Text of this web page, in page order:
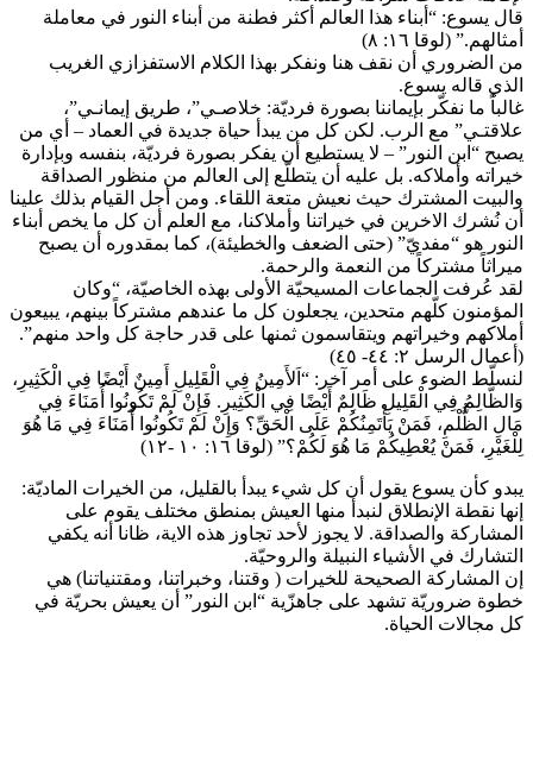
قال يسوع: “أبناء هذا العالم أكثر فطنة من أبناء النور في معاملة
أمثالهم.” (لوقا ١٦: ٨)
من الضروري أن نقف هنا ونفكر بهذا الكلام الاستفزازي الغريب
الذي قاله يسوع.
غالباً ما نفكّر بإيماننا بصورة فرديّة: خلاصـي”، طريق إيمانـي”،
علاقتـي” مع الرب. لكن كل من يبدأ حياة جديدة في العماد – أي من
يصبح “ابن النور” – لا يستطيع أن يفكر بصورة فرديّة، بنفسه وبإدارة
خيراته وأملاكه. بل عليه أن يتطلّع إلى العالم من منظور الصداقة
والبيت المشترك حيث نعيش متعة اللقاء. ومن أجل القيام بذلك علينا
أن نُشرك الاخرين في خيراتنا وأملاكنا، مع العلم أن كل ما يخص أبناء
النور هو “مفديّ” (حتى الضعف والخطيئة)، كما بمقدوره أن يصبح
ميراثاً مشتركاً من النعمة والرحمة.
لقد عُرفت الجماعات المسيحيّة الأولى بهذه الخاصيّة، “وكان
المؤمنون كلّهم متحدين، يجعلون كل ما عندهم مشتركاً بينهم، يبيعون
أملاكهم وخيراتهم ويتقاسمون ثمنها على قدر حاجة كل واحد منهم”.
(أعمال الرسل ٢: ٤٤- ٤٥)
لنسلّط الضوء على أمر آخر: “اَلأَمِينُ فِي الْقَلِيلِ أَمِينٌ أَيْضًا فِي الْكَثِيرِ،
وَالظَّالِمُ فِي الْقَلِيلِ ظَالِمٌ أَيْضًا فِي الْكَثِيرِ. فَإِنْ لَمْ تَكُونُوا أُمَنَاءَ فِي
مَالِ الظُّلْمِ، فَمَنْ يَأْتَمِنُكُمْ عَلَى الْحَقِّ؟ وَإِنْ لَمْ تَكُونُوا أُمَنَاءَ فِي مَا هُوَ
لِلْغَيْرِ، فَمَنْ يُعْطِيكُمْ مَا هُوَ لَكُمْ؟” (لوقا ١٦: ١٠ -١٢)
يبدو كأن يسوع يقول أن كل شيء يبدأ بالقليل، من الخيرات الماديّة:
إنها نقطة الإنطلاق لنبدأ منها العيش بمنطق مختلف يقوم على
المشاركة والصداقة. لا يجوز لأحد تجاوز هذه الاية، ظانا أنه يكفي
التشارك في الأشياء النبيلة والروحيّة.
إن المشاركة الصحيحة للخيرات ( وقتنا، وخبراتنا، ومقتنياتنا) هي
خطوة ضروريّة تشهد على جاهزّية “ابن النور” أن يعيش بحريّة في
كل مجالات الحياة.